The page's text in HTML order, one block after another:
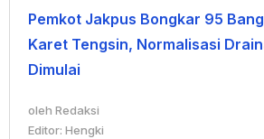
Pemkot Jakpus Bongkar 95
Karet Tengsin, Normalisasi
Dimulai
oleh Redaksi
Editor: Hengki